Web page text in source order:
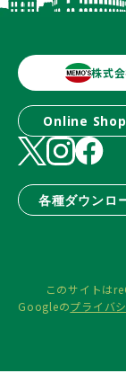
株式
Online Shop
各種ダウンロ
このサイトは
Googleのプライバ